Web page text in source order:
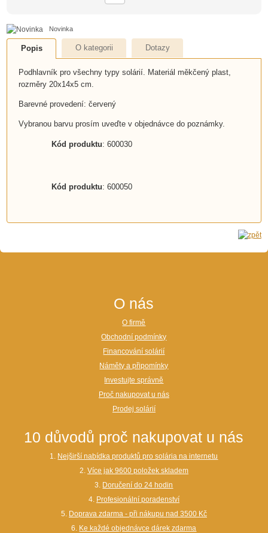
Novinka
Popis O kategorii Dotazy
Podhlavník pro všechny typy solárií. Materiál měkčený plast,
rozměry 20x14x5 cm.
Barevné provedení: červený
Vybranou barvu prosím uveďte v objednávce do poznámky.
Kód produktu: 600030
Kód produktu: 600050
O nás
O firmě
Obchodní podmínky
Financování solárií
Náměty a připomínky
Investujte správně
Proč nakupovat u nás
Prodej solárií
10 důvodů proč nakupovat u nás
1. Nejširší nabídka produktů pro solária na internetu
2. Více jak 9600 položek skladem
3. Doručení do 24 hodin
4. Profesionální poradenství
5. Doprava zdarma - při nákupu nad 3500 Kč
6. Ke každé objednávce dárek zdarma